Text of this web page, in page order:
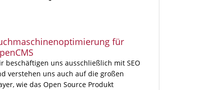
für
beschäftigen uns ausschließlich mit SEO
verstehen uns auch auf die großen
wie das Open Source Produkt